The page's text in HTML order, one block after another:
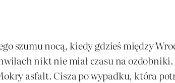
szumu nocą, kiedy gdzieś między
nikt nie miał czasu na ozdobniki.
asfalt. Cisza po wypadku, która